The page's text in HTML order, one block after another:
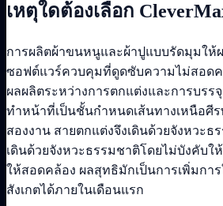
เหตุใดต้องเลือก
การผลิตผ้าขนหนูและผ้าปูแบบรัดมุมให้
ซอฟต์แวร์ควบคุมที่ดูดซับความไม่สอด
ผลผลิตระหว่างการตกแต่งและการบรร
ทำหน้าที่เป็นชั้นกำหนดเส้นทางเหนือศี
สองงาน สายตกแต่งจึงเดินด้วยจังหวะธ
เดินด้วยจังหวะธรรมชาติโดยไม่บังคับใ
ให้สอดคล้อง ผลสุทธิมักเป็นการเพิ่มกา
สังเกตได้ภายในเดือนแรก